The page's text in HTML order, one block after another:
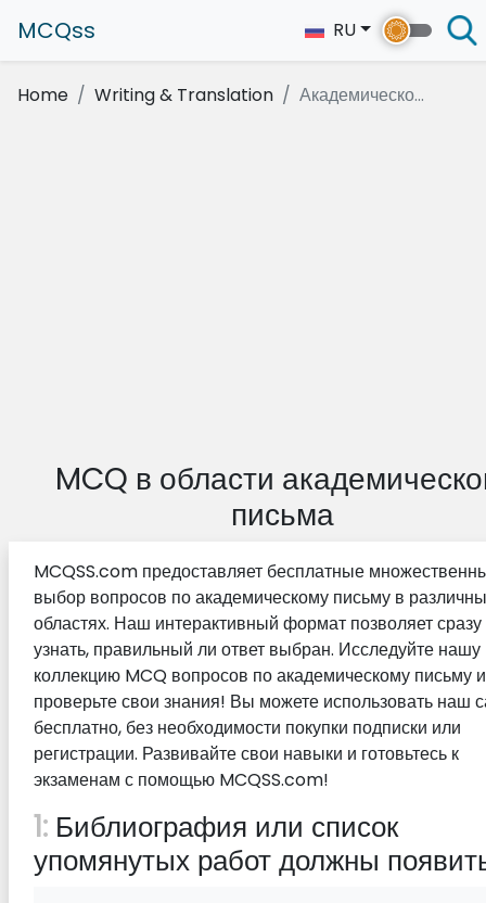
MCQss RU
Home Writing & Translation Академическо...
MCQ в области
письма
MCQSS.com предоставляет бесплатные
выбор вопросов по академическому письму в
областях. Наш интерактивный формат позволяет
узнать, правильный ли ответ выбран. Исследуйте нашу
коллекцию MCQ вопросов по академическому письму и
проверьте свои знания! Вы можете использовать наш
бесплатно, без необходимости покупки подписки или
регистрации. Развивайте свои навыки и готовьтесь к
экзаменам с помощью MCQSS.com!
1: Библиография или список
упомянутых работ должны